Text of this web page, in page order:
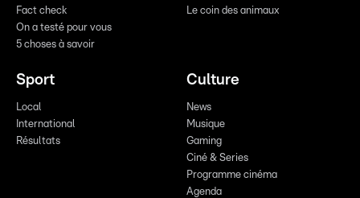
Fact check
On a testé pour vous
5 choses à savoir
Le coin des animaux
Sport
Local
International
Résultats
Culture
News
Musique
Gaming
Ciné & Series
Programme cinéma
Agenda